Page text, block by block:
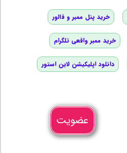
خرید پنل ممبر و فالور
خرید ممبر واقعی تلگرام
دانلود اپلیکیشن لاین استور
عضویت